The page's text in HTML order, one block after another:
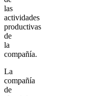
las
actividades
productivas
de
la
compañía.
La
compañía
de